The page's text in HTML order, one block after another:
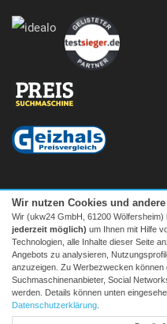
Wir nutzen Cookies und
Wir (ukw24 GmbH, 61200 Wölfersheim)
jederzeit möglich) um Ihnen mit Hilfe
Technologien, alle Inhalte dieser Seite
Angebots zu analysieren,
anzuzeigen. Zu Werbezwecken können
Suchmaschinenanbieter, Social
werden. Details können unten
Datenschutzerklärung